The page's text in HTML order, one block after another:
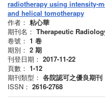
radiotherapy using intensity-
and helical tomotherapy
作者： 粘心華
期刊名： Therapeutic
卷號： 1 卷
期別： 2 期
刊登日期： 2017-11-22
頁數： 1-12
期刊類型： 各院認可之優良期刊
ISSN： 2616-2768